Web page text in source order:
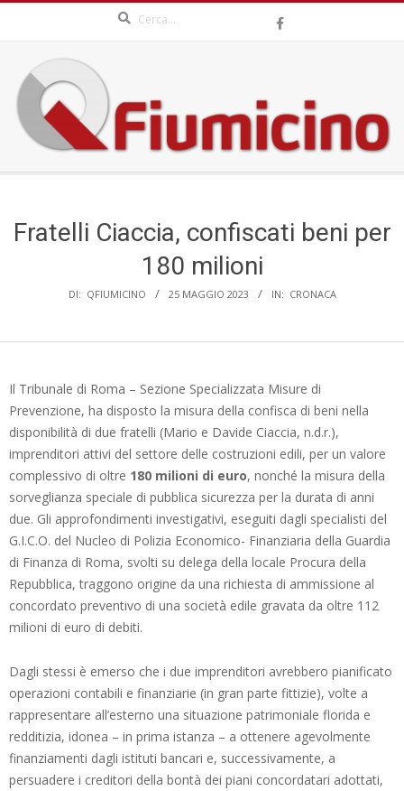
content
QFIUMICINO.COM
MenuFratelli Ciaccia, confiscati beni per
180 milioni
DI: QFIUMICINO 25 MAGGIO 2023 IN: CRONACA
Il Tribunale di Roma – Sezione Specializzata Misure di
Prevenzione, ha disposto la misura della confisca di beni nella
disponibilità di due fratelli (Mario e Davide Ciaccia, n.d.r.),
imprenditori attivi del settore delle costruzioni edili, per un valore
complessivo di oltre 180 milioni di euro, nonché la misura della
sorveglianza speciale di pubblica sicurezza per la durata di anni
due. Gli approfondimenti investigativi, eseguiti dagli specialisti del
G.I.C.O. del Nucleo di Polizia Economico- Finanziaria della Guardia
di Finanza di Roma, svolti su delega della locale Procura della
Repubblica, traggono origine da una richiesta di ammissione al
concordato preventivo di una società edile gravata da oltre 112
milioni di euro di debiti.
Dagli stessi è emerso che i due imprenditori avrebbero pianificato
operazioni contabili e finanziarie (in gran parte fittizie), volte a
rappresentare all’esterno una situazione patrimoniale florida e
redditizia, idonea – in prima istanza – a ottenere agevolmente
finanziamenti dagli istituti bancari e, successivamente, a
persuadere i creditori della bontà dei piani concordatari adottati,